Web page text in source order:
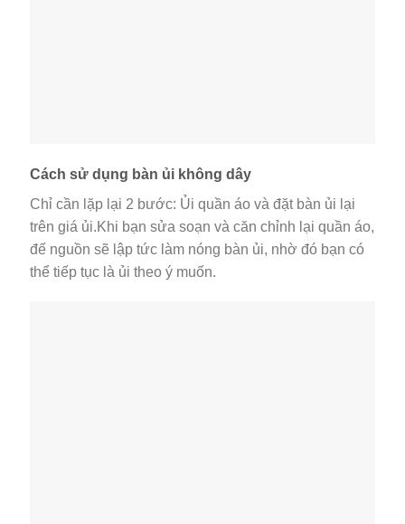
Cách sử dụng bàn ủi không dây
Chỉ cần lặp lại 2 bước: Ủi quần áo và đặt bàn ủi lại
trên giá ủi.Khi bạn sửa soạn và căn chỉnh lại quần áo,
đế nguồn sẽ lập tức làm nóng bàn ủi, nhờ đó bạn có
thể tiếp tục là ủi theo ý muốn.